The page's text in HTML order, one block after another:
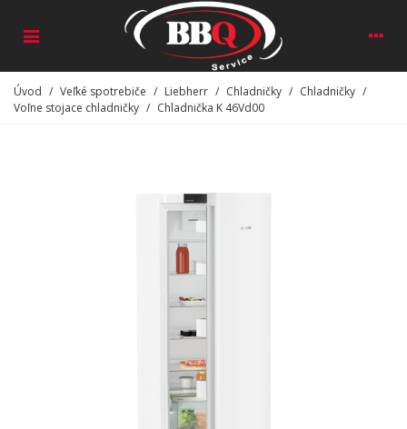
Úvod / Veľké spotrebiče / Liebherr / Chladničky / Chladničky /
Voľne stojace chladničky / Chladnička K 46Vd00